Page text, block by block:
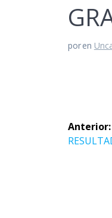
poren
de
Anterior:
Entrada